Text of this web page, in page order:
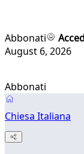
Abbonati
August 6, 2026
Abbonati
Chiesa Italiana